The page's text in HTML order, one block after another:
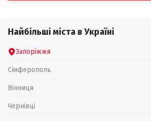
Найбільші міста в Україні
Запоріжжя
Сімферополь
Вінниця
Чернівці